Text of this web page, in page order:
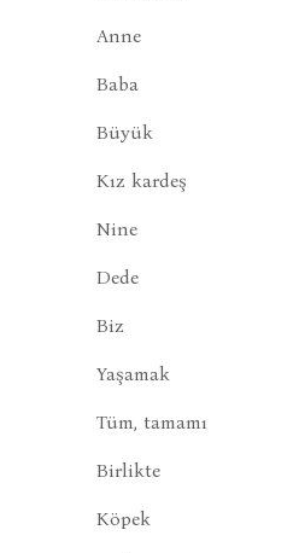
Anne
Baba
Büyük
Kız kardeş
Nine
Dede
Biz
Yaşamak
Tüm, tamamı
Birlikte
Köpek